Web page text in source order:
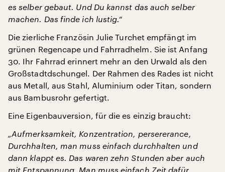
es selber gebaut. Und Du kannst das auch selber
machen. Das finde ich lustig.“
Die zierliche Französin Julie Turchet empfängt im
grünen Regencape und Fahrradhelm. Sie ist Anfang
30. Ihr Fahrrad erinnert mehr an den Urwald als den
Großstadtdschungel. Der Rahmen des Rades ist nicht
aus Metall, aus Stahl, Aluminium oder Titan, sondern
aus Bambusrohr gefertigt.
Eine Eigenbauversion, für die es einzig braucht:
„Aufmerksamkeit, Konzentration, persererance,
Durchhalten, man muss einfach durchhalten und
dann klappt es. Das waren zehn Stunden aber auch
mit Entspannung. Man muss einfach Zeit dafür